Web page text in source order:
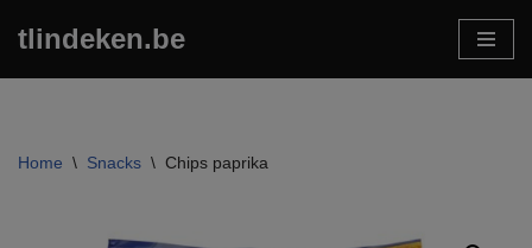
tlindeken.be
Home \ Snacks \ Chips paprika